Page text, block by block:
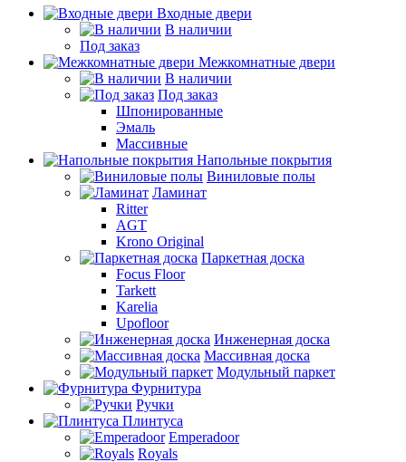
Входные двери
В наличии
Под заказ
Межкомнатные двери
В наличии
Под заказ
Шпонированные
Эмаль
Массивные
Напольные покрытия
Виниловые полы
Ламинат
Ritter
AGT
Krono Original
Паркетная доска
Focus Floor
Tarkett
Karelia
Upofloor
Инженерная доска
Массивная доска
Модульный паркет
Фурнитура
Ручки
Плинтуса
Emperadoor
Royals